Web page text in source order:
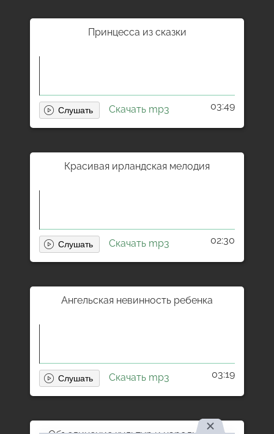
Принцесса из сказки
Скачать mp3 03:49
Красивая ирландская мелодия
Скачать mp3 02:30
Ангельская невинность ребенка
Скачать mp3 03:19